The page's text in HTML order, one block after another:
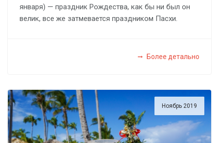
января) — праздник Рождества, как бы ни был он
велик, все же затмевается праздником Пасхи.
Более детально
Ноябрь 2019